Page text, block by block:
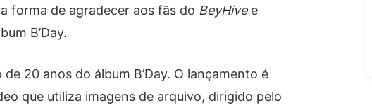
forma de agradecer aos fãs do BeyHivee
B’Day.
20 anos do álbum B’Day. O lançamento é
que utiliza imagens de arquivo, dirigido pelo